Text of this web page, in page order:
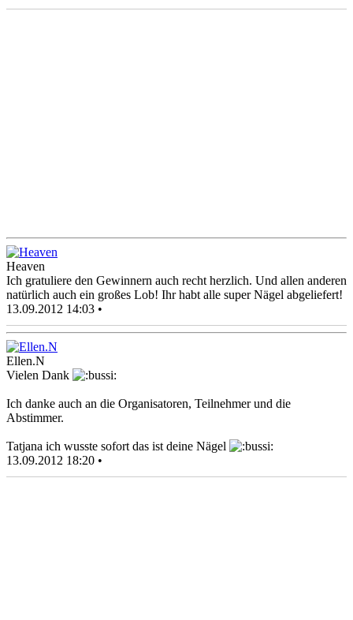
Heaven
Ich gratuliere den Gewinnern auch recht herzlich. Und allen anderen
natürlich auch ein großes Lob! Ihr habt alle super Nägel abgeliefert!
13.09.2012 14:03 •
Ellen.N
Vielen Dank
Ich danke auch an die Organisatoren, Teilnehmer und die
Abstimmer.
Tatjana ich wusste sofort das ist deine Nägel
13.09.2012 18:20 •